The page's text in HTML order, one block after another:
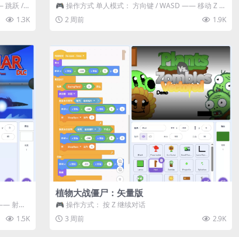
跳跃 /
1.3K
🎮 操作方式 单人模式： 方向键 / WASD —— 移动 Z /
K —— 抓...
2 周前 1.9K
射击 /
1.5K
植物大战僵尸：矢量版
🎮 操作方式： 按 Z 继续对话
3 周前
2.9K